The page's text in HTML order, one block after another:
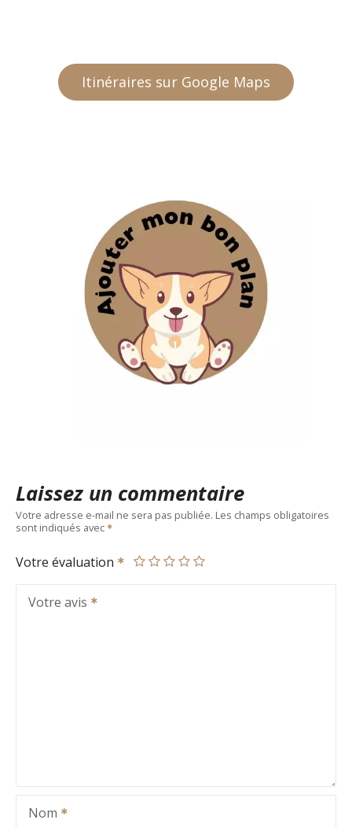
Itinéraires sur Google Maps
Laissez un commentaire
Votre adresse e-mail ne sera pas publiée. Les champs obligatoires
sont indiqués avec
Votre évaluation
Votre avis
Nom